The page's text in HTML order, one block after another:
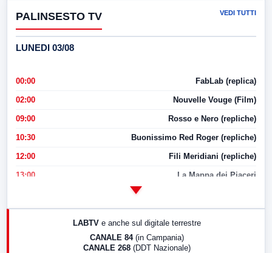
PALINSESTO TV VEDI TUTTI
LUNEDI 03/08
00:00 FabLab (replica)
02:00 Nouvelle Vouge (Film)
09:00 Rosso e Nero (repliche)
10:30 Buonissimo Red Roger (repliche)
12:00 Fili Meridiani (repliche)
13:00 La Mappa dei Piaceri
17:00 LabNews (replica)
LABTV e anche sul digitale terrestre
CANALE 84 (in Campania)
CANALE 268 (DDT Nazionale)